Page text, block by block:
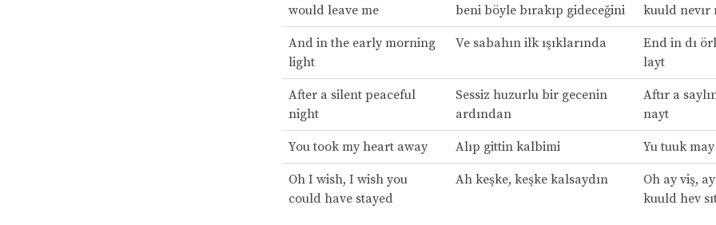
would leave me
beni böyle bırakıp gideceğini
kuuld nevır
And in the early morning
light
Ve sabahın ilk ışıklarında
End in dı
layt
After a silent peaceful
night
Sessiz huzurlu bir gecenin
ardından
Aftır a
nayt
You took my heart away Alıp gittin kalbimi Yu tuuk
Oh I wish, I wish you
could have stayed
Ah keşke, keşke kalsaydın
Oh ay viş,
kuuld hev